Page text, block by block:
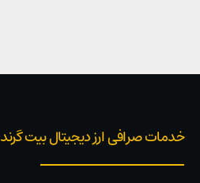
خدمات صرافی ارز دیجیتال بیت گرند